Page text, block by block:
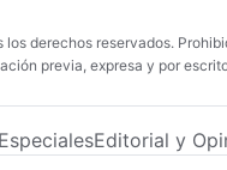
derechos reservados.
previa, expresa y por
EspecialesEditorial y